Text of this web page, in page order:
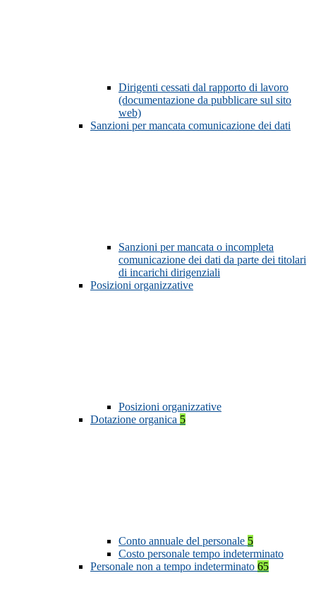
Dirigenti cessati dal rapporto di lavoro
(documentazione da pubblicare sul sito
web)
Sanzioni per mancata comunicazione dei dati
Sanzioni per mancata o incompleta
comunicazione dei dati da parte dei titolari
di incarichi dirigenziali
Posizioni organizzative
Posizioni organizzative
Dotazione organica 5
Conto annuale del personale 5
Costo personale tempo indeterminato
Personale non a tempo indeterminato 65